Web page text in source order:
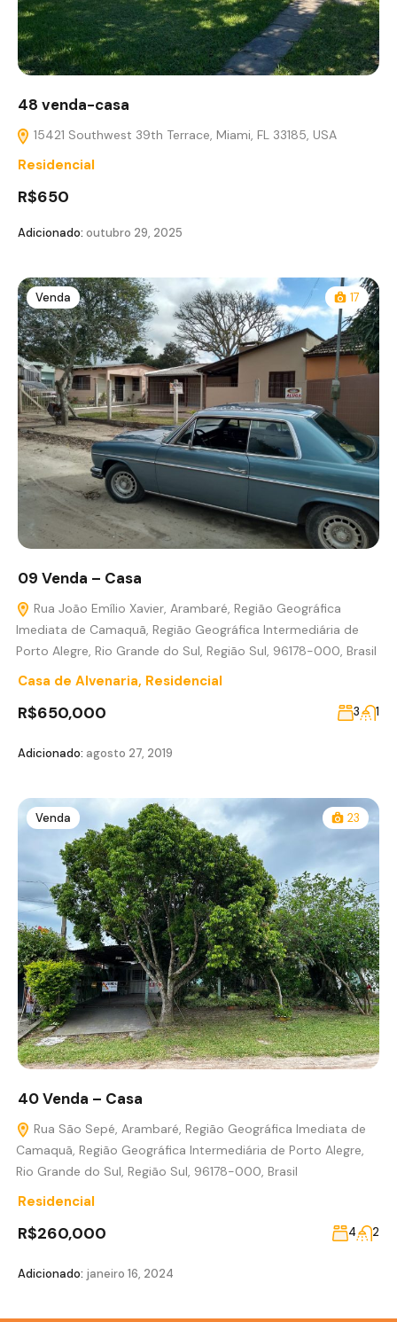
48 venda-casa
15421 Southwest 39th Terrace, Miami, FL 33185, USA
Residencial
R$650
Adicionado: outubro 29, 2025
Venda 17
09 Venda – Casa
Rua João Emílio Xavier, Arambaré, Região Geográfica
Imediata de Camaquã, Região Geográfica Intermediária de
Porto Alegre, Rio Grande do Sul, Região Sul, 96178-000, Brasil
Casa de Alvenaria, Residencial
R$650,000 3 1
Adicionado: agosto 27, 2019
Venda 23
40 Venda – Casa
Rua São Sepé, Arambaré, Região Geográfica Imediata de
Camaquã, Região Geográfica Intermediária de Porto Alegre,
Rio Grande do Sul, Região Sul, 96178-000, Brasil
Residencial
R$260,000 4 2
Adicionado: janeiro 16, 2024